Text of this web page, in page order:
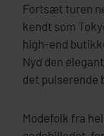
Fortsæt turen
kendt som
high-end
Nyd den
det pulserende
Modefolk fra